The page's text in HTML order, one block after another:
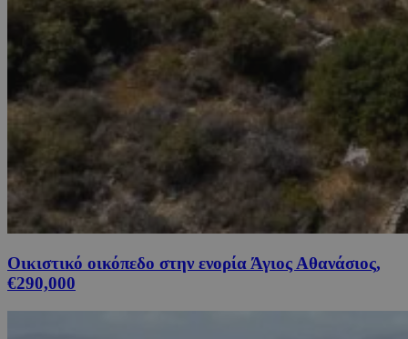
Οικιστικό οικόπεδο στην ενορία Άγιος Αθανάσιος,
€290,000